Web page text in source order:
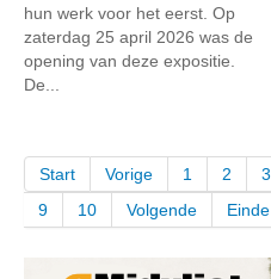
hun werk voor het eerst. Op
zaterdag 25 april 2026 was de
opening van deze expositie.
De...
Start Vorige 1 2 3
9
10 Volgende Einde